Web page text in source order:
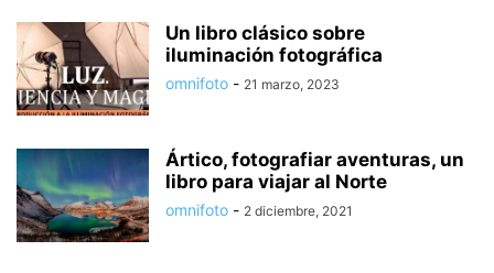
Un libro clásico sobre
iluminación fotográfica
omnifoto - 21 marzo, 2023
Ártico, fotografiar aventuras, un
libro para viajar al Norte
omnifoto - 2 diciembre, 2021